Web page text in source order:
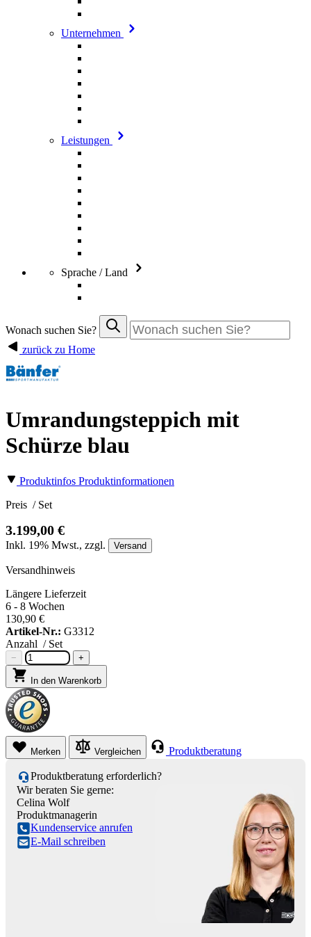
Unternehmen
Leistungen
Sprache / Land
Wonach suchen Sie?
zurück zu Home
Umrandungsteppich mit
Schürze blau
Produktinfos Produktinformationen
Preis / Set
3.199,00 €
Inkl. 19% Mwst., zzgl. Versand
Versandhinweis
Längere Lieferzeit
6 - 8 Wochen
130,90 €
Artikel-Nr.: G3312
Anzahl / Set
− +
In den Warenkorb
Merken Vergleichen Produktberatung
Produktberatung erforderlich?
Wir beraten Sie gerne:
Celina Wolf
Produktmanagerin
Kundenservice anrufen
E-Mail schreiben